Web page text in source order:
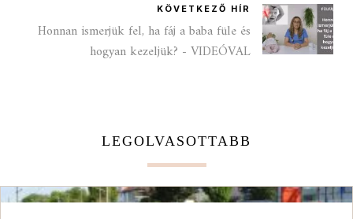
KÖVETKEZŐ HÍR
Honnan ismerjük fel, ha fáj a baba füle és
hogyan kezeljük? - VIDEÓVAL
LEGOLVASOTTABB